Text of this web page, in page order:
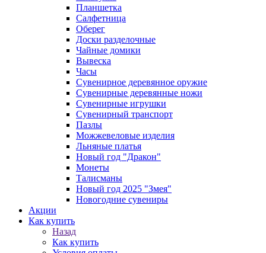
Планшетка
Салфетница
Оберег
Доски разделочные
Чайные домики
Вывеска
Часы
Сувенирное деревянное оружие
Сувенирные деревянные ножи
Сувенирные игрушки
Сувенирный транспорт
Пазлы
Можжевеловые изделия
Льняные платья
Новый год "Дракон"
Монеты
Талисманы
Новый год 2025 "Змея"
Новогодние сувениры
Акции
Как купить
Назад
Как купить